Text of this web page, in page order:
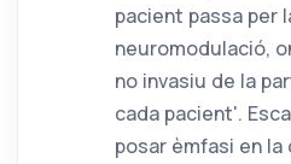
pacient passa per
neuromodulació,
no invasiu de la
cada pacient'.
posar èmfasi en la